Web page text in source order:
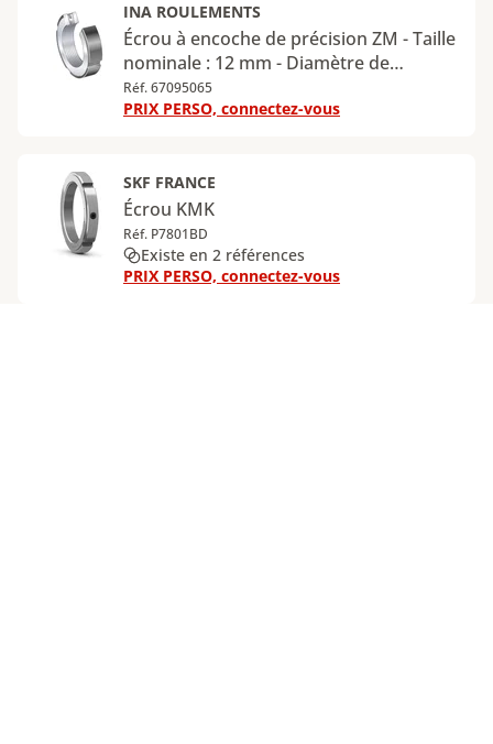
INA ROULEMENTS
Écrou à encoche de précision ZM - Taille
nominale : 12 mm - Diamètre de
taraudage : M12 - Épaisseur : 8 mm
Réf. 67095065
PRIX PERSO, connectez-vous
SKF FRANCE
Écrou KMK
Réf. P7801BD
Existe en 2 références
PRIX PERSO, connectez-vous